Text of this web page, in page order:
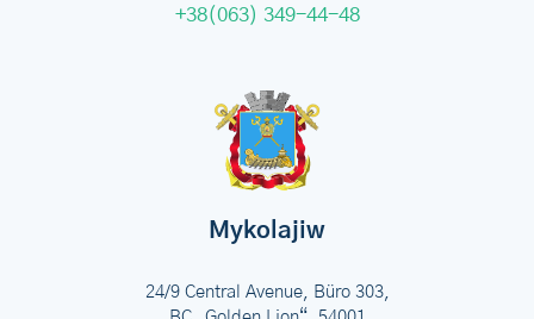
+38(063) 349-44-48
Mykolajiw
24/9 Central Avenue, Büro 303,